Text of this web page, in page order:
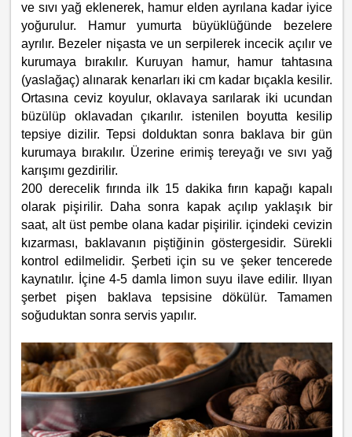
ve sıvı yağ eklenerek, hamur elden ayrılana kadar iyice
yoğurulur. Hamur yumurta büyüklüğünde bezelere
ayrılır. Bezeler nişasta ve un serpilerek incecik açılır ve
kurumaya bırakılır. Kuruyan hamur, hamur tahtasına
(yaslağaç) alınarak kenarları iki cm kadar bıçakla kesilir.
Ortasına ceviz koyulur, oklavaya sarılarak iki ucundan
büzülüp oklavadan çıkarılır. istenilen boyutta kesilip
tepsiye dizilir. Tepsi dolduktan sonra baklava bir gün
kurumaya bırakılır. Üzerine erimiş tereyağı ve sıvı yağ
karışımı gezdirilir.
200 derecelik fırında ilk 15 dakika fırın kapağı kapalı
olarak pişirilir. Daha sonra kapak açılıp yaklaşık bir
saat, alt üst pembe olana kadar pişirilir. içindeki cevizin
kızarması, baklavanın piştiğinin göstergesidir. Sürekli
kontrol edilmelidir. Şerbeti için su ve şeker tencerede
kaynatılır. İçine 4-5 damla limon suyu ilave edilir. Ilıyan
şerbet pişen baklava tepsisine dökülür. Tamamen
soğuduktan sonra servis yapılır.